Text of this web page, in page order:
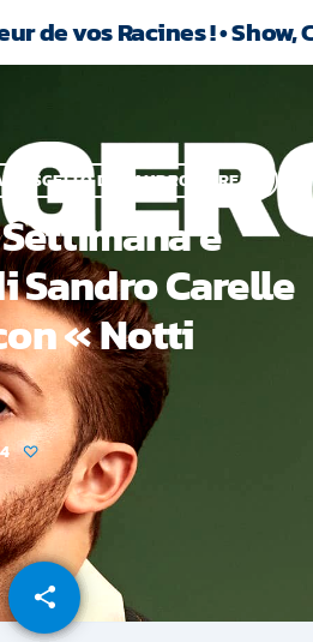
de vos Racines ! •
SCELTO DA SANDRO CARELLE
e
Carelle
« Notti
share
email